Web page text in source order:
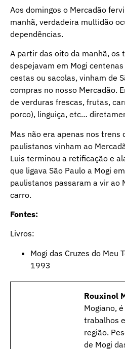
Aos domingos o Mercadão
manhã, verdadeira multidão
dependências.
A partir das oito da manhã, os
despejavam em Mogi
cestas ou sacolas, vinham de
compras no nosso Mercadão.
de verduras frescas, frutas,
porco), linguiça, etc…
Mas não era apenas nos trens
paulistanos vinham ao
Luis terminou a retificação e
que ligava São Paulo a Mogi
paulistanos passaram a vir ao
carro.
Fontes:
Livros:
Mogi das Cruzes do Meu
1993
Rouxinol
Mogiano,
trabalhos
região.
de Mogi